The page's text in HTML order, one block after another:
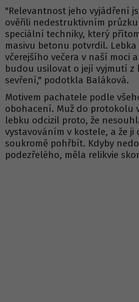
"Relevantnost jeho vyjádření
ověřili nedestruktivním
speciální techniky, který
masivu betonu potvrdil. Lebka
včerejšího večera v naší moci
budou usilovat o její vyjmutí z
sevření," podotkla Baláková.
Motivem pachatele podle
obohacení. Muž do protokolu
lebku odcizil proto, že
vystavováním v kostele, a že
soukromě pohřbít. Kdyby
podezřelého, měla relikvie